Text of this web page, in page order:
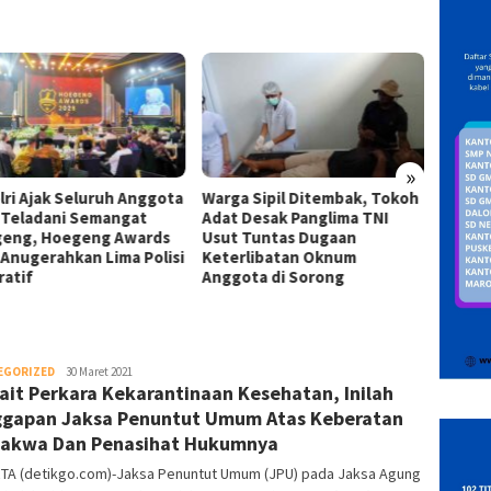
»
Ajak Seluruh Anggota
Semangat
Hoegeng Awards
Lima Polisi
Warga Sipil Ditembak, Tokoh
Adat Desak Panglima TNI
Usut Tuntas Dugaan
Keterlibatan Oknum
Anggota di Sorong
DetikGo
30 Maret 2021
Perkara Kekarantinaan Kesehatan, Inilah
Jaksa Penuntut Umum Atas Keberatan
Dan Penasihat Hukumnya
(detikgo.com)-Jaksa Penuntut Umum (JPU) pada Jaksa Agung